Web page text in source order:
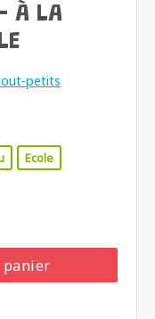
À LA
petits
Ecole
panier